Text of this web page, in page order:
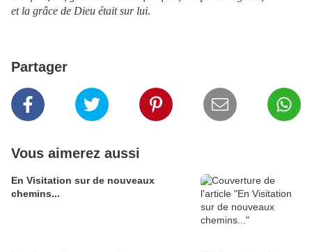
et la grâce de Dieu était sur lui.
Partager
Vous aimerez aussi
En Visitation sur de nouveaux
chemins...